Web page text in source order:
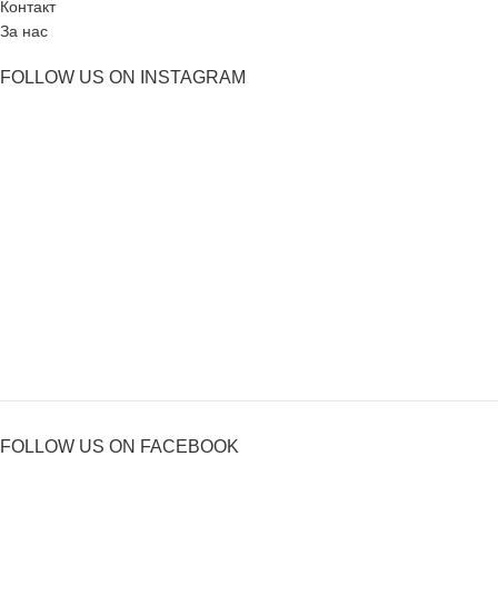
Контакт
За нас
FOLLOW US ON INSTAGRAM
FOLLOW US ON FACEBOOK